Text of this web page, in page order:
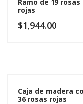
Ramo de 19 rosas
rojas
$1,944.00
Caja de madera
36 rosas rojas